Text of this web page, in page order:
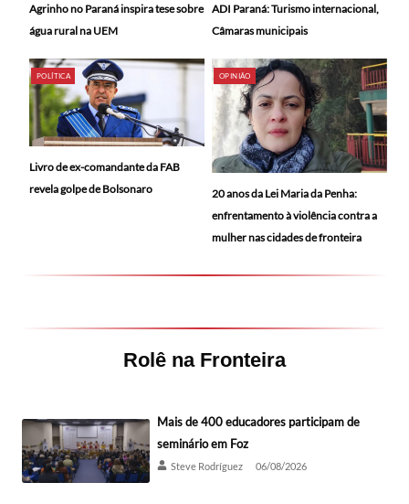
Agrinho no Paraná inspira tese sobre
água rural na UEM
ADI Paraná: Turismo internacional,
Câmaras municipais
POLÍTICA
Livro de ex-comandante da FAB
revela golpe de Bolsonaro
OPINIÃO
20 anos da Lei Maria da Penha:
enfrentamento à violência contra a
mulher nas cidades de fronteira
Rolê na Fronteira
Mais de 400 educadores participam de
seminário em Foz
Steve Rodríguez 06/08/2026